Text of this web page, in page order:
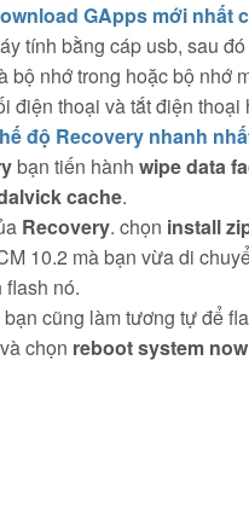
GApps mới nhất
tính bằng cáp usb, sau
bộ nhớ trong hoặc bộ nhớ
điện thoại và tắt điện
độ Recovery nhanh
bạn tiến hành wipe data
cache.
Recovery. chọn install
10.2 mà bạn vừa di
nó.
cũng làm tương tự để
và chọn reboot system now